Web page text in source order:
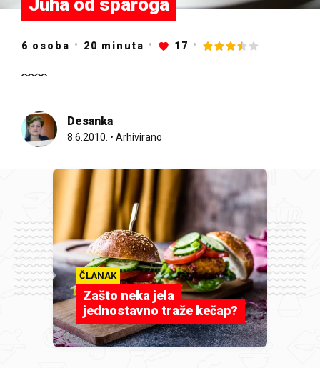
Juha od sparoga
6 osoba 20 minuta 17
Desanka
8.6.2010. • Arhivirano
ČLANAK
Zašto neka jela
jednostavno traže kečap?